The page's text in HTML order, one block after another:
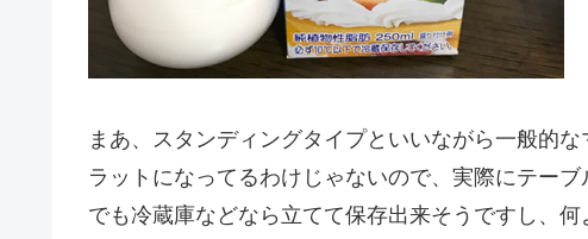
まあ、スタンディングタイプといいながら一般的
ラットになってるわけじゃないので、実際にテーブ
でも冷蔵庫などなら立てて保存出来そうですし、